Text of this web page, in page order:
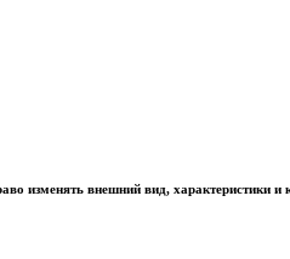
изменять внешний вид, характеристики